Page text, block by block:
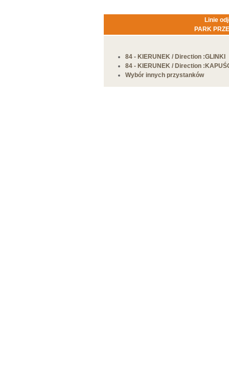
Linie
PARK
84 - KIERUNEK / Direction :GLINKI
84 - KIERUNEK / Direction
Wybór innych przystanków